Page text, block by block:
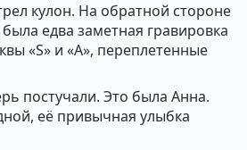
кулон. На обратной стороне
едва заметная гравировка
«S» и «A», переплетенные
постучали. Это была Анна.
её привычная улыбка